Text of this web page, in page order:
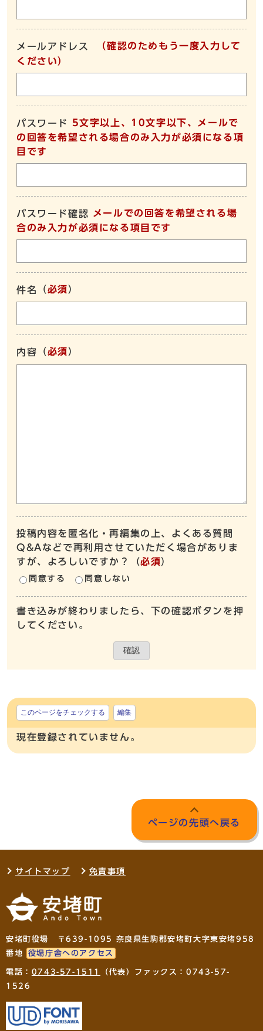
メールアドレス
（確認のためもう一度入力して
ください）
パスワード
5文字以上、10文字以下、メールで
の回答を希望される場合のみ入力が必須になる項
目です
パスワード確認
メールでの回答を希望される場
合のみ入力が必須になる項目です
件名 （必須）
内容 （必須）
投稿内容を匿名化・再編集の上、よくある質問
Q&Aなどで再利用させていただく場合がありま
すが、よろしいですか？
（必須）
同意する 同意しない
書き込みが終わりましたら、下の確認ボタンを押
してください。
確認
このページをチェックする 編集
現在登録されていません。
ページの先頭へ戻る
サイトマップ 免責事項
安堵町役場 〒639-1095 奈良県生駒郡安堵町大字東安堵958
番地
役場庁舎へのアクセス
電話： 0743-57-1511
（代表）ファックス：0743-57-
1526